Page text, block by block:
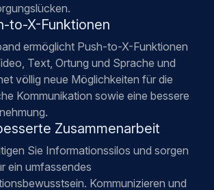
to-X-Funktionen
ermöglicht Push-to-X-Funktionen
Text, Ortung und Sprache und
völlig neue Möglichkeiten für die
Kommunikation sowie eine bessere
Zusammenarbeit
Sie Informationssilos und sorgen
ein umfassendes
Kommunizieren und